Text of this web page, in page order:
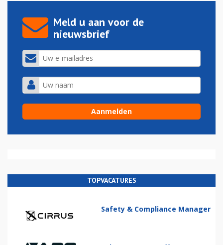
Meld u aan voor de
nieuwsbrief
TOPVACATURES
Safety & Compliance Manager